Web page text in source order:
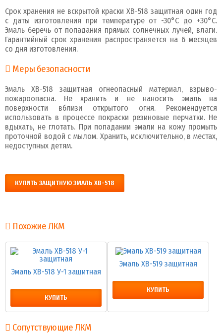
Срок хранения не вскрытой краски ХВ-518 защитная один год
с даты изготовления при температуре от -30°C до +30°C.
Эмаль беречь от попадания прямых солнечных лучей, влаги.
Гарантийный срок хранения распространяется на 6 месяцев
со дня изготовления.
Меры безопасности
Эмаль ХВ-518 защитная огнеопасный материал, взрыво-
пожароопасна. Не хранить и не наносить эмаль на
поверхности вблизи открытого огня. Рекомендуется
использовать в процессе покраски резиновые перчатки. Не
вдыхать, не глотать. При попадании эмали на кожу промыть
проточной водой с мылом. Хранить, исключительно, в местах,
недоступных детям.
КУПИТЬ ЗАЩИТНУЮ ЭМАЛЬ ХВ-518
Похожие ЛКМ
Эмаль ХВ-518 У-1 защитная
КУПИТЬ
Эмаль ХВ-519 защитная
КУПИТЬ
Сопутствующие ЛКМ